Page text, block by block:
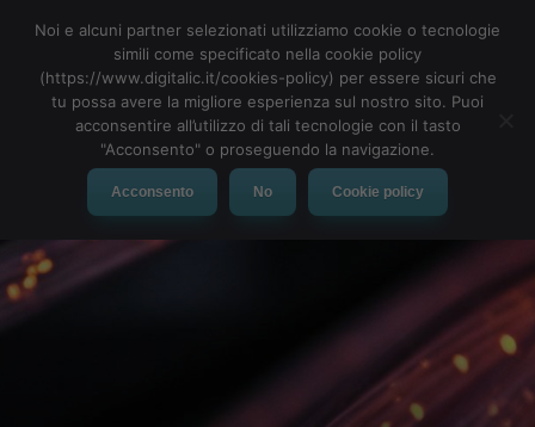
MENU
Noi e alcuni partner selezionati utilizziamo cookie o tecnologie
simili come specificato nella cookie policy
(https://www.digitalic.it/cookies-policy) per essere sicuri che
tu possa avere la migliore esperienza sul nostro sito. Puoi
acconsentire all’utilizzo di tali tecnologie con il tasto
"Acconsento" o proseguendo la navigazione.
Acconsento No Cookie policy